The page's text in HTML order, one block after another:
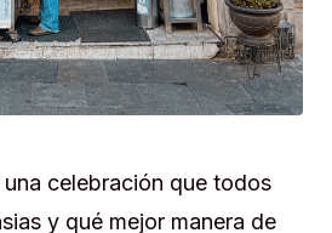
una celebración que todos
y qué mejor manera de